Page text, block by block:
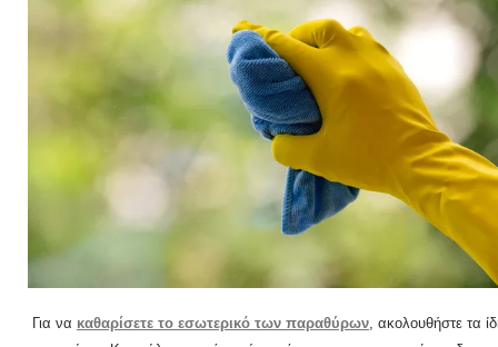
Για να καθαρίσετε το εσωτερικό των παραθύρων, ακολουθήστε τα